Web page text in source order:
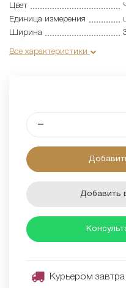
Цвет
Единица измерения
Ширина
Все характеристики
–
Добавить
Курьером завтра